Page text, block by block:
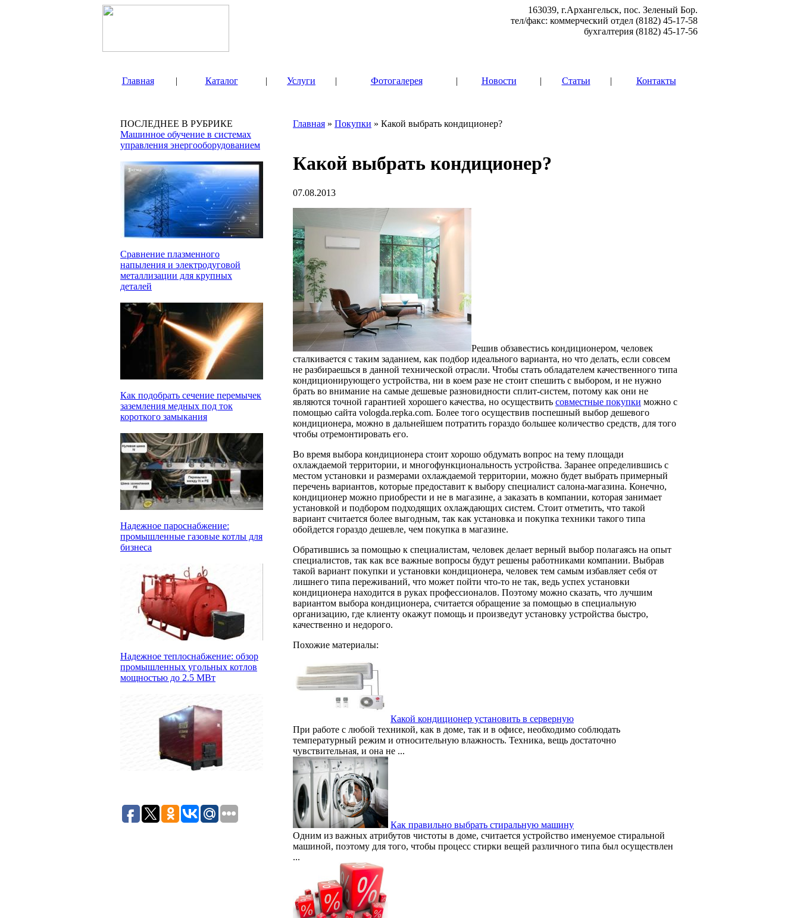
163039, г.Архангельск, пос. Зеленый Бор.
тел/факс: коммерческий отдел (8182) 45-17-58
бухгалтерия (8182) 45-17-56
Главная | Каталог | Услуги | Фотогалерея | Новости | Статьи | Контакты
ПОСЛЕДНЕЕ В РУБРИКЕ
Машинное обучение в системах
управления энергооборудованием
Сравнение плазменного
напыления и электродуговой
металлизации для крупных
деталей
Как подобрать сечение перемычек
заземления медных под ток
короткого замыкания
Надежное пароснабжение:
промышленные газовые котлы для
бизнеса
Надежное теплоснабжение: обзор
промышленных угольных котлов
мощностью до 2.5 МВт
Главная » Покупки » Какой выбрать кондиционер?
Какой выбрать кондиционер?
07.08.2013
Решив обзавестись кондиционером, человек
сталкивается с таким заданием, как подбор идеального варианта, но что делать, если совсем
не разбираешься в данной технической отрасли. Чтобы стать обладателем качественного типа
кондиционирующего устройства, ни в коем разе не стоит спешить с выбором, и не нужно
брать во внимание на самые дешевые разновидности сплит-систем, потому как они не
являются точной гарантией хорошего качества, но осуществить совместные покупки можно с
помощью сайта vologda.repka.com. Более того осуществив поспешный выбор дешевого
кондиционера, можно в дальнейшем потратить гораздо большее количество средств, для того
чтобы отремонтировать его.
Во время выбора кондиционера стоит хорошо обдумать вопрос на тему площади
охлаждаемой территории, и многофункциональность устройства. Заранее определившись с
местом установки и размерами охлаждаемой территории, можно будет выбрать примерный
перечень вариантов, которые предоставит к выбору специалист салона-магазина. Конечно,
кондиционер можно приобрести и не в магазине, а заказать в компании, которая занимает
установкой и подбором подходящих охлаждающих систем. Стоит отметить, что такой
вариант считается более выгодным, так как установка и покупка техники такого типа
обойдется гораздо дешевле, чем покупка в магазине.
Обратившись за помощью к специалистам, человек делает верный выбор полагаясь на опыт
специалистов, так как все важные вопросы будут решены работниками компании. Выбрав
такой вариант покупки и установки кондиционера, человек тем самым избавляет себя от
лишнего типа переживаний, что может пойти что-то не так, ведь успех установки
кондиционера находится в руках профессионалов. Поэтому можно сказать, что лучшим
вариантом выбора кондиционера, считается обращение за помощью в специальную
организацию, где клиенту окажут помощь и произведут установку устройства быстро,
качественно и недорого.
Похожие материалы:
Какой кондиционер установить в серверную
При работе с любой техникой, как в доме, так и в офисе, необходимо соблюдать
температурный режим и относительную влажность. Техника, вещь достаточно
чувствительная, и она не ...
Как правильно выбрать стиральную машину
Одним из важных атрибутов чистоты в доме, считается устройство именуемое стиральной
машиной, поэтому для того, чтобы процесс стирки вещей различного типа был осуществлен
...